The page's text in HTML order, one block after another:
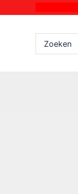
Gratis
naar: